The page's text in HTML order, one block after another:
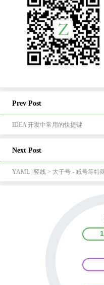
Prev Post
IDEA 开发中常用的快捷键
Next Post
YAML | 竖线 > 大于号 - 减号等特